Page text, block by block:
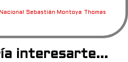
Sebastián Montoya Thomas
interesarte...